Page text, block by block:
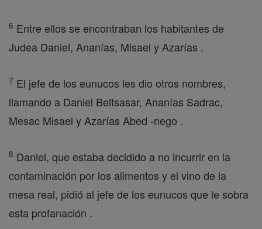
6 Entre ellos se encontraban los habitantes de
Judea Daniel, Ananías, Misael y Azarías .
7 El jefe de los eunucos les dio otros nombres,
llamando a Daniel Beltsasar, Ananías Sadrac,
Mesac Misael y Azarías Abed -nego .
8 Daniel, que estaba decidido a no incurrir en la
contaminación por los alimentos y el vino de la
mesa real, pidió al jefe de los eunucos que le sobra
esta profanación .